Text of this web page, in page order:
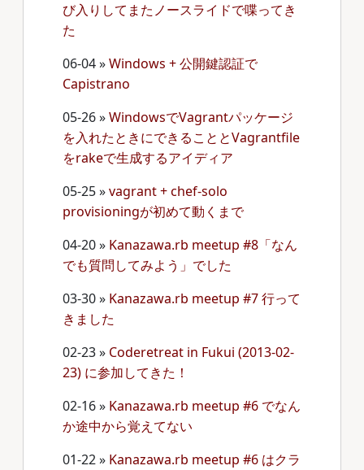
び入りしてまたノースライドで喋ってき
た
06-04»Windows + 公開鍵認証で
Capistrano
05-26»WindowsでVagrantパッケージ
を入れたときにできることとVagrantfile
をrakeで生成するアイディア
05-25»vagrant + chef-solo
provisioningが初めて動くまで
04-20» Kanazawa.rb meetup #8「なん
でも質問してみよう」でした
03-30» Kanazawa.rb meetup #7 行って
きました
02-23» Coderetreat in Fukui (2013-02-
23) に参加してきた！
02-16» Kanazawa.rb meetup #6 でなん
か途中から覚えてない
01-22» Kanazawa.rb meetup #6 はクラ